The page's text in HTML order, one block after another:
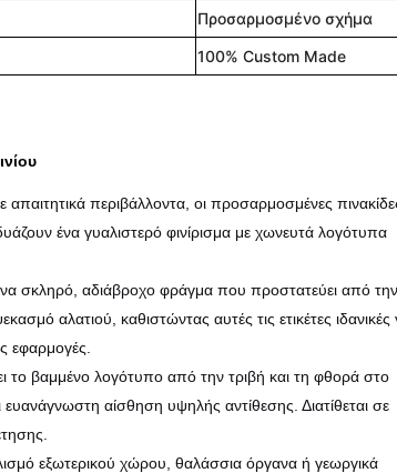
Προσαρμοσμένο σχήμα
100% Custom Made
περιβάλλοντα, οι προσαρμοσμένες
ένα γυαλιστερό φινίρισμα με χωνευτά λογότυπα
σκληρό, αδιάβροχο φράγμα που προστατεύει από την
αλατιού, καθιστώντας αυτές τις ετικέτες ιδανικές
εφαρμογές.
το βαμμένο λογότυπο από την τριβή και τη φθορά στο
αίσθηση υψηλής αντίθεσης. Διατίθεται σε
εξωτερικού χώρου, θαλάσσια όργανα ή γεωργικά